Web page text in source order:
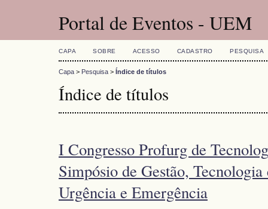
Portal de Eventos - UEM
CAPA SOBRE ACESSO CADASTRO PESQUISA
Capa > Pesquisa > Índice de títulos
Índice de títulos
I Congresso Profurg de
Simpósio de Gestão,
Urgência e Emergência